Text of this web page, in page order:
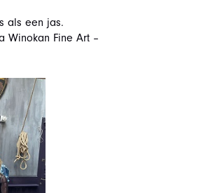
als een jas.
Fine Art –